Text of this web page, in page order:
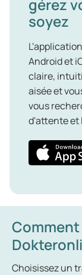
gérez
soyez
Android et
claire,
aisée et
vous
d'attente et
Choisissez un